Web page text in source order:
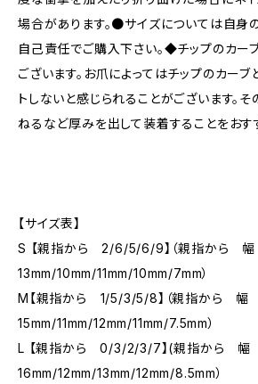
場合があります。●サイズについては自身
自己責任でご購入下さい。◆チップのカー
ございます。お爪によってはチップのカーブ
トしないと感じられることがございます。
ねるなど厚みを出して装着することをおす
【サイズ表】
S 【親指から 2/6/5/6/9】（親指から 幅
13mm/10mm/11mm/10mm/7mm）
M【親指から 1/5/3/5/8】（親指から 幅
15mm/11mm/12mm/11mm/7.5mm）
L 【親指から 0/3/2/3/7】(親指から 幅
16mm/12mm/13mm/12mm/8.5mm）